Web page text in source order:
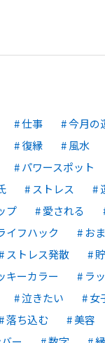
仕事 今月の
復縁 風水
パワースポット
ストレス
プ 愛される
イフハック
お
ストレス発散
キーカラー
ラ
泣きたい 女
落ち込む
美容